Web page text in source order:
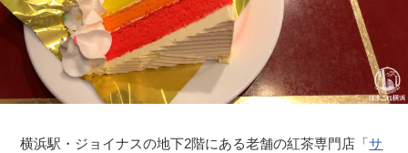
横浜駅・ジョイナスの地下2階にある老舗の紅茶専門店「サ